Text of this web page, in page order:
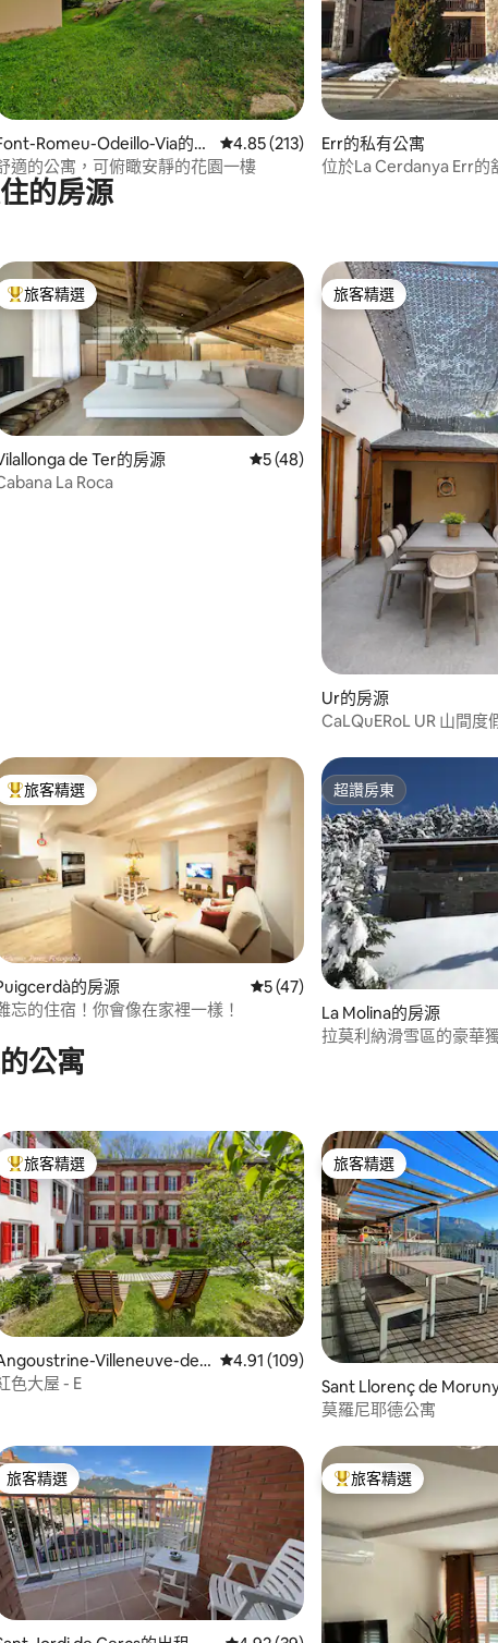
獲得 4.91 的平均評分（滿分 5 分）
Romeu-Odeillo-Via的私
公寓
從 213 則評價中獲得 4.85 的平均評分
4.85 (213)
適的公寓，可俯瞰安靜的花園一樓
Err的私有公寓
位於La Cerdanya Err的
的房源
獲得 4.99 的平均評分（滿分 5 分）
旅客精選榜首
旅客精選
de Ter的房源 從 48 則評價中獲得 5 的平均評分
5 (48)
La Roca
旅客精選
旅客精選
Ur的房源
CaLQuERoL UR 山間度
獲得 4.82 的平均評分（滿分 5 分）
旅客精選榜首
旅客精選
的房源 從 47 則評價中獲得 5 的平均評分
5 (47)
忘的住宿！你會像在家裡一樣！
超讚房東
超讚房東
La Molina的房源
拉莫利納滑雪區的豪華
公寓
獲得 4.96 的平均評分（滿分 5 分）
旅客精選榜首
旅客精選
Villeneuve-des
的公寓
從 109 則評價中獲得 4.91 的平均評分
4.91 (109)
色大屋 - E
旅客精選
旅客精選
Sant Llorenç de
寓
莫羅尼耶德公寓
旅客精選
旅客精選 旅客精選榜首
旅客精選